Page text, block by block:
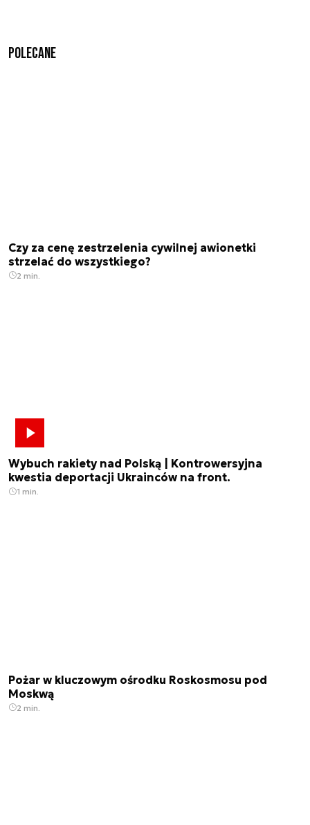
Polecane
Czy za cenę zestrzelenia cywilnej awionetki
strzelać do wszystkiego?
2 min.
Wybuch rakiety nad Polską | Kontrowersyjna
kwestia deportacji Ukrainców na front.
1 min.
Pożar w kluczowym ośrodku Roskosmosu pod
Moskwą
2 min.